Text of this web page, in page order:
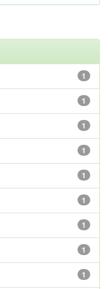
1
1
1
1
1
1
1
1
1